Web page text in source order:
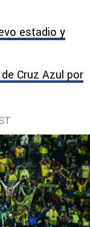
estadio y
Cruz Azul por